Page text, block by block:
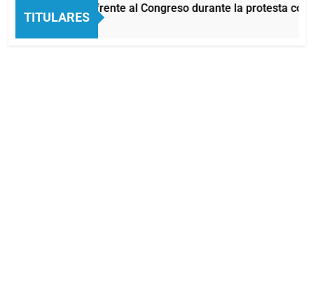
TITULARES
Incidentes frente al Congreso durante la protesta
6 Horas Atrás